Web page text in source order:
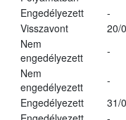
Engedélyezett
-
Visszavont
20/
Nem
engedélyezett
-
Nem
engedélyezett
-
Engedélyezett
31/